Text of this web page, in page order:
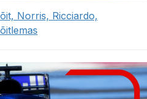
Norris, Ricciardo,